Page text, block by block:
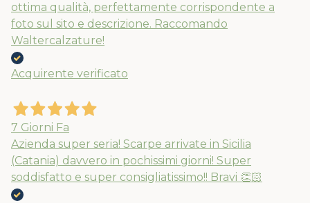
ottima qualità, perfettamente corrispondente a
foto sul sito e descrizione. Raccomando
Waltercalzature!
Acquirente verificato
7 Giorni Fa
Azienda super seria! Scarpe arrivate in Sicilia
(Catania) davvero in pochissimi giorni! Super
soddisfatto e super consigliatissimo!! Bravi 👏🏻